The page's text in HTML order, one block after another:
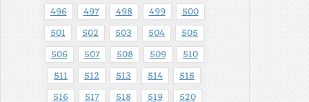
496 497 498 499 500
501 502 503 504 505
506 507 508 509 510
511 512 513 514 515
516 517 518 519 520